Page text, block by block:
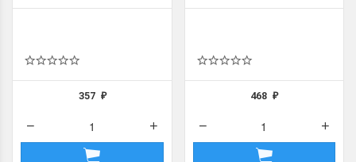
357 ₽ 468₽